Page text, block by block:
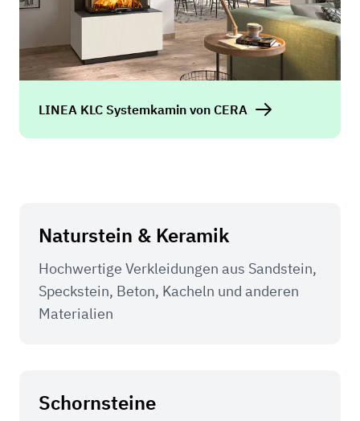
LINEA KLC Systemkamin von CERA
Naturstein & Keramik
Hochwertige Verkleidungen aus Sandstein,
Speckstein, Beton, Kacheln und anderen
Materialien
Schornsteine